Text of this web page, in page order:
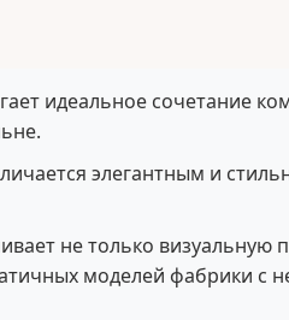
идеальное сочетание
элегантным и
не только визуальную
моделей фабрики с